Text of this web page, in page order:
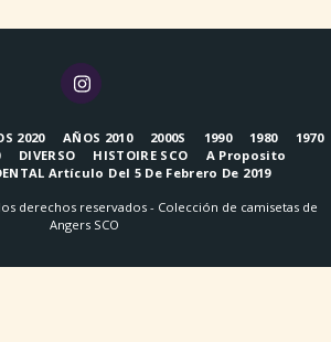
2020 AÑOS 2010 2000S 1990 1980
1970
DIVERSO HISTOIRE SCO
A Proposito
Artículo Del 5 De Febrero De 2019
derechos reservados - Colección de camisetas de
Angers SCO